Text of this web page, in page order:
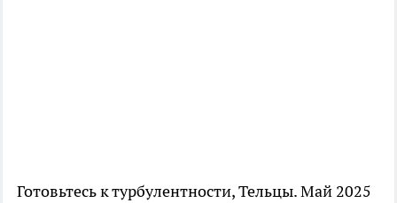
Готовьтесь к турбулентности, Тельцы. Май 2025